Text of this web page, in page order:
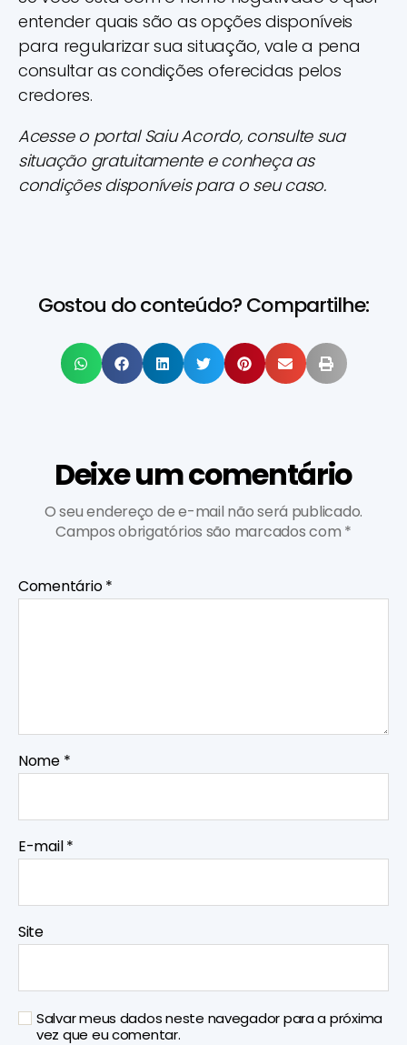
entender quais são as opções disponíveis
para regularizar sua situação, vale a pena
consultar as condições oferecidas pelos
credores.
Acesse o portal Saiu Acordo, consulte sua
situação gratuitamente e conheça as
condições disponíveis para o seu caso.
Gostou do conteúdo? Compartilhe:
Deixe um comentário
O seu endereço de e-mail não será publicado.
Campos obrigatórios são marcados com *
Comentário*
Nome *
E-mail*
Site
Salvar meus dados neste navegador para a próxima
vez que eu comentar.